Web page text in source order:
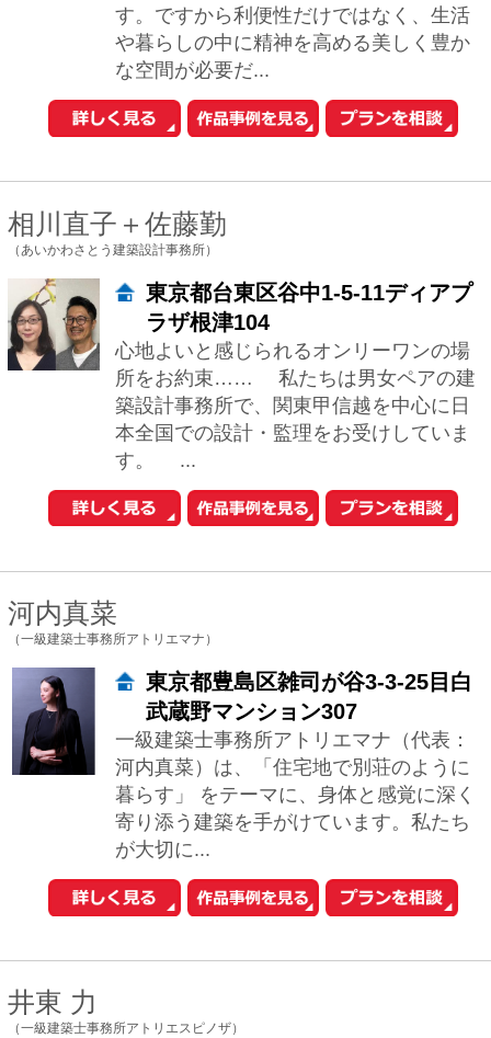
（一級建築士事務所アトリエスピノザ）
東京都杉並区和田1-57-N富士見ハ
イム607
お客様にとって、快適で住み心地の良い
住宅を造りたいです。その上で「快適
ォームで...
谷口 智子
（有限会社ティー・プロダクツ建築設計事務所）
東京都新宿区岩戸町14-603
人の居る空間を考えるとき、2つのことを
考えます。 例えば、「開放的な空間」と
「包まれた空間」どちらが好き? と問わ
れたとして、 「今日は開放的なほうが良
おウチの耐震診断が自分でできる
iPhoneアプリ「耐震コロコロ。」
をリリースしました！
住まいの関連サイトへ
工務店とリフォーム
土地を探す
中古マンションを探す
中古一戸建てを探す